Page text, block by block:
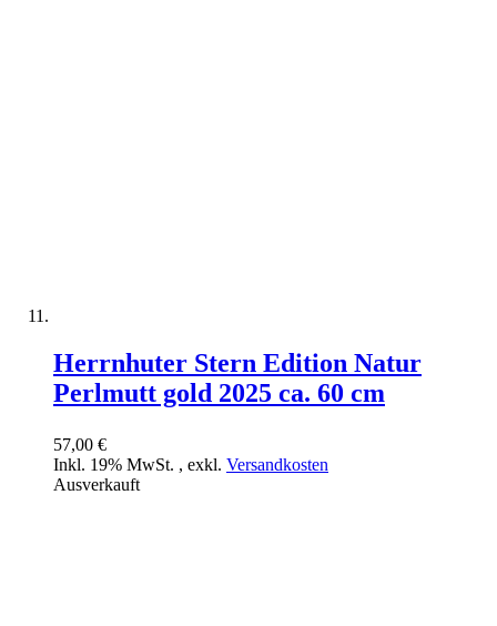
Herrnhuter Stern Edition Natur
Perlmutt gold 2025 ca. 60 cm
57,00 €
Inkl. 19% MwSt. , exkl. Versandkosten
Ausverkauft